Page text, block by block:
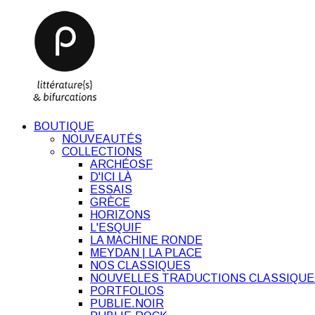
BOUTIQUE
NOUVEAUTÉS
COLLECTIONS
ARCHÉOSF
D'ICI LÀ
ESSAIS
GRÈCE
HORIZONS
L'ESQUIF
LA MACHINE RONDE
MEYDAN | LA PLACE
NOS CLASSIQUES
NOUVELLES TRADUCTIONS
PORTFOLIOS
PUBLIE.NOIR